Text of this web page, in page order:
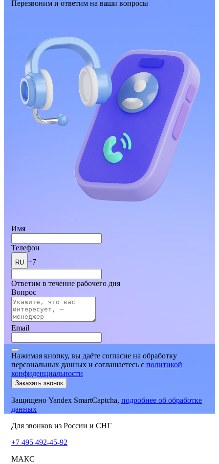
Перезвоним и ответим на ваши вопросы
Имя
Телефон
RU +7
Ответим в течение рабочего дня
Вопрос
Email
Нажимая кнопку, вы даёте согласие на обработку
персональных данных и соглашаетесь c политикой
конфиденциальности
Заказать звонок
Защищено Yandex SmartCaptcha, подробнее об обработке
данных
Для звонков из России и СНГ
+7 495 492-45-92
МАКС